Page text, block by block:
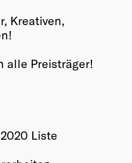
Kreativen,
alle Preisträger!
Liste